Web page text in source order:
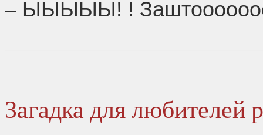
– ЫЫЫЫЫ! !
Загадка для любителей